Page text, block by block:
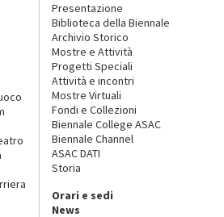
Presentazione
Biblioteca della Biennale
Archivio Storico
Mostre e Attività
Progetti Speciali
Attività e incontri
Mostre Virtuali
Fondi e Collezioni
Biennale College ASAC
Biennale Channel
ASAC DATI
Storia
Orari e sedi
News